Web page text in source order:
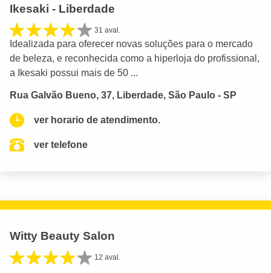
Ikesaki - Liberdade
31 aval.
Idealizada para oferecer novas soluções para o mercado
de beleza, e reconhecida como a hiperloja do profissional,
a Ikesaki possui mais de 50 ...
Rua Galvão Bueno, 37, Liberdade, São Paulo - SP
ver horario de atendimento.
ver telefone
Witty Beauty Salon
12 aval.